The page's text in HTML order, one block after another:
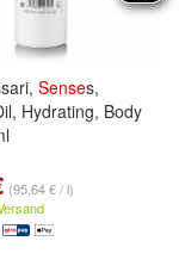
Senses,
Hydrating, Body
(95,64 € / l)